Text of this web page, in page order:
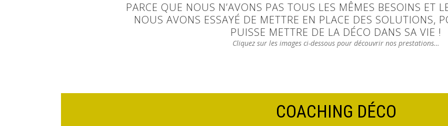
PARCE QUE NOUS N’AVONS PAS TOUS LES MÊMES BESOINS ET
NOUS AVONS ESSAYÉ DE METTRE EN PLACE DES SOLUTIONS,
PUISSE METTRE DE LA DÉCO DANS SA VIE !
Cliquez sur les images ci-dessous pour découvrir nos prestations…
COACHING DÉCO